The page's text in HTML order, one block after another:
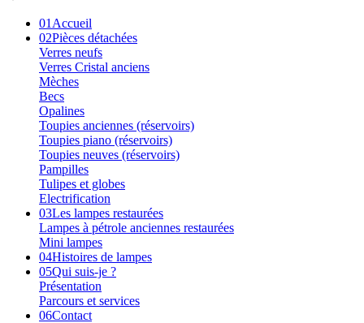
01 Accueil
02Pièces détachées
Verres neufs
Verres Cristal anciens
Mèches
Becs
Opalines
Toupies anciennes (réservoirs)
Toupies piano (réservoirs)
Toupies neuves (réservoirs)
Pampilles
Tulipes et globes
Electrification
03Les lampes restaurées
Lampes à pétrole anciennes restaurées
Mini lampes
04Histoires de lampes
05Qui suis-je ?
Présentation
Parcours et services
06Contact